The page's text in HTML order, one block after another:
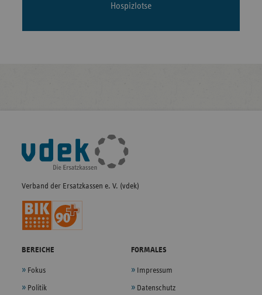
Hospizlotse
Fußleisten-
Navigation
Verband der Ersatzkassen e. V. (vdek)
BEREICHE
Fokus
Politik
FORMALES
Impressum
Datenschutz